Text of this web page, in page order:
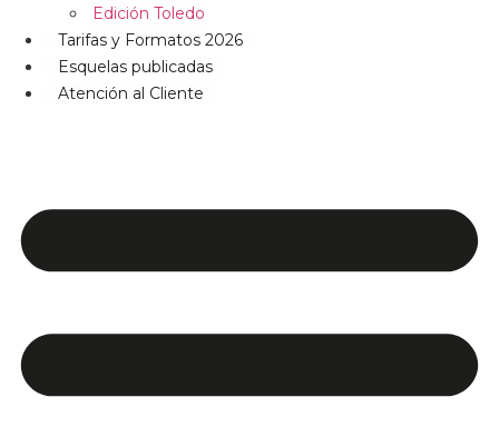
Edición Toledo
Tarifas y Formatos 2026
Esquelas publicadas
Atención al Cliente